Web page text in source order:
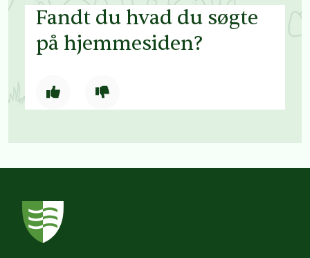
Fandt du hvad du søgte
på hjemmesiden?